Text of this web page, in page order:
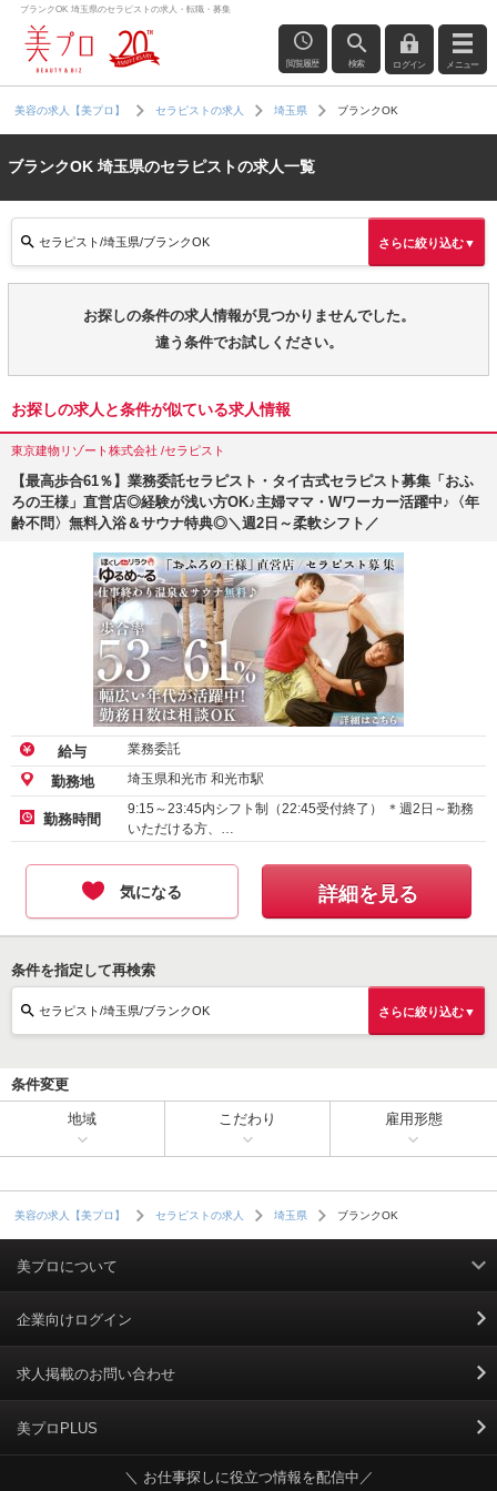
ブランクOK 埼玉県のセラピストの求人・転職・募集
閲覧履歴 検索 ログイン メニュー
美容の求人【美プロ】 セラピストの求人 埼玉県 ブランクOK
ブランクOK 埼玉県のセラピストの求人一覧
セラピスト/埼玉県/ブランクOK さらに絞り込む▼
お探しの条件の求人情報が見つかりませんでした。
違う条件でお試しください。
お探しの求人と条件が似ている求人情報
東京建物リゾート株式会社 /セラピスト
【最高歩合61％】業務委託セラピスト・タイ古式セラピスト募集「おふ
ろの王様」直営店◎経験が浅い方OK♪主婦ママ・Wワーカー活躍中♪〈年
齢不問〉無料入浴＆サウナ特典◎＼週2日～柔軟シフト／
給与 業務委託
勤務地 埼玉県和光市 和光市駅
勤務時間
9:15～23:45内シフト制（22:45受付終了） ＊週2日～勤務
いただける方、…
気になる 詳細を見る
条件を指定して再検索
セラピスト/埼玉県/ブランクOK さらに絞り込む▼
条件変更
地域 こだわり 雇用形態
美容の求人【美プロ】 セラピストの求人 埼玉県 ブランクOK
美プロについて
利用規約
掲載規約
個人情報保護ポリシー
個人情報のお取り扱いについて
企業向けログイン
求人掲載のお問い合わせ
美プロPLUS
＼ お仕事探しに役立つ情報を配信中／